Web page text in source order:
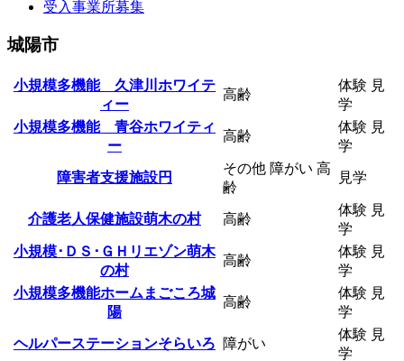
受入事業所募集
城陽市
小規模多機能 久津川ホワイテ
ィー
高齢
体験 見
学
小規模多機能 青谷ホワイティ
ー
高齢
体験 見
学
障害者支援施設円
その他 障がい 高
齢
見学
介護老人保健施設萌木の村 高齢
体験 見
学
小規模･ＤＳ･ＧＨリエゾン萌木
の村
高齢
体験 見
学
小規模多機能ホームまごころ城
陽
高齢
体験 見
学
ヘルパーステーションそらいろ 障がい
体験 見
学